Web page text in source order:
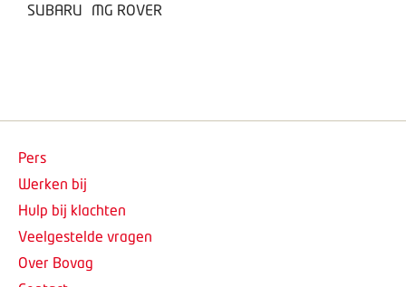
SUBARU MG ROVER
Pers
Werken bij
Hulp bij klachten
Veelgestelde vragen
Over Bovag